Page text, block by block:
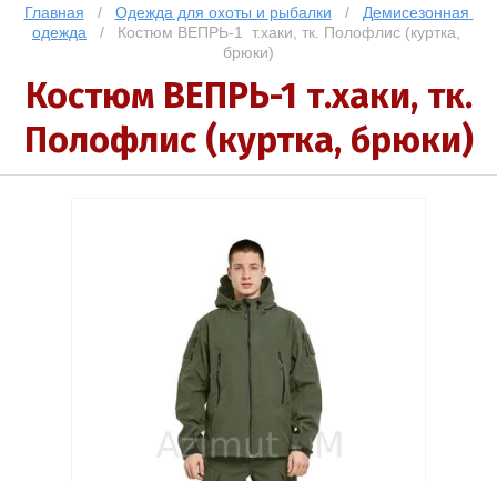
Главная
   /
Одежда для охоты и рыбалки
   /
Демисезонная
одежда
   /   Костюм ВЕПРЬ-1  т.хаки, тк. Полофлис (куртка,
брюки)
Костюм ВЕПРЬ-1 т.хаки, тк.
Полофлис (куртка, брюки)
Выберите категорию: